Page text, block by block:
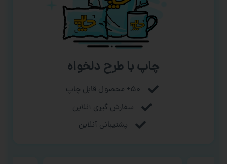
چاپ با طرح دلخواه
۵۰+ محصول قابل چاپ
سفارش گیری آنلاین
پشتیبانی آنلاین